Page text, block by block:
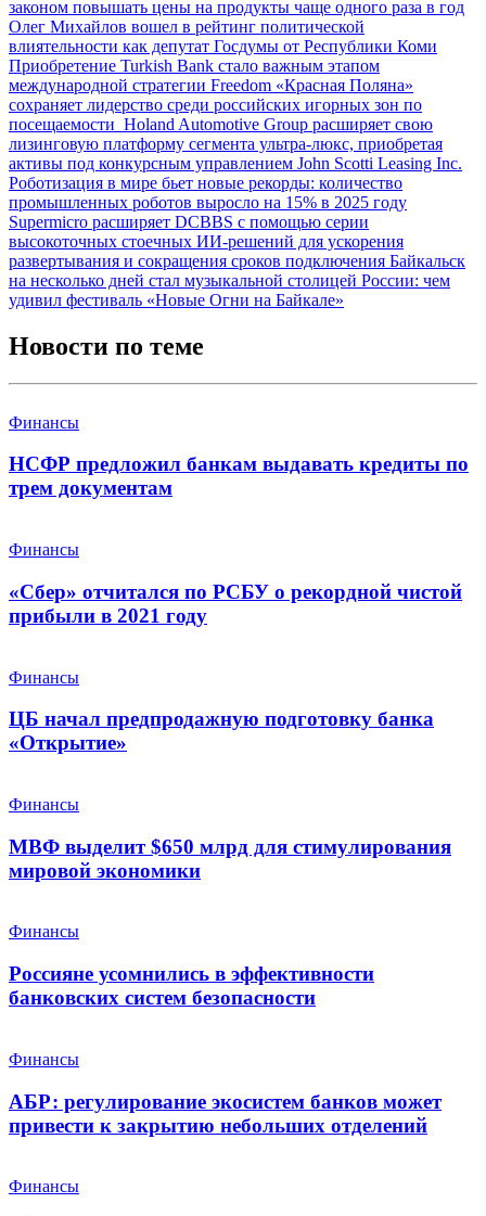
законом повышать цены на продукты чаще одного раза в год
Олег Михайлов вошел в рейтинг политической
влиятельности как депутат Госдумы от Республики Коми
Приобретение Turkish Bank стало важным этапом
международной стратегии Freedom «Красная Поляна»
сохраняет лидерство среди российских игорных зон по
посещаемости Holand Automotive Group расширяет свою
лизинговую платформу сегмента ультра-люкс, приобретая
активы под конкурсным управлением John Scotti Leasing Inc.
Роботизация в мире бьет новые рекорды: количество
промышленных роботов выросло на 15% в 2025 году
Supermicro расширяет DCBBS с помощью серии
высокоточных стоечных ИИ-решений для ускорения
развертывания и сокращения сроков подключения Байкальск
на несколько дней стал музыкальной столицей России: чем
удивил фестиваль «Новые Огни на Байкале»
Новости по теме
Финансы
НСФР предложил банкам выдавать кредиты по
трем документам
Финансы
«Сбер» отчитался по РСБУ о рекордной чистой
прибыли в 2021 году
Финансы
ЦБ начал предпродажную подготовку банка
«Открытие»
Финансы
МВФ выделит $650 млрд для стимулирования
мировой экономики
Финансы
Россияне усомнились в эффективности
банковских систем безопасности
Финансы
АБР: регулирование экосистем банков может
привести к закрытию небольших отделений
Финансы